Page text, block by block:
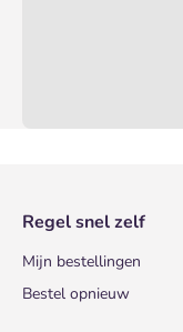
Regel snel zelf
Mijn bestellingen
Bestel opnieuw